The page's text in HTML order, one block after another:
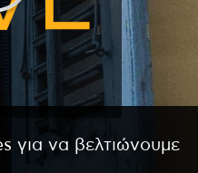
για να βελτιώνουμε